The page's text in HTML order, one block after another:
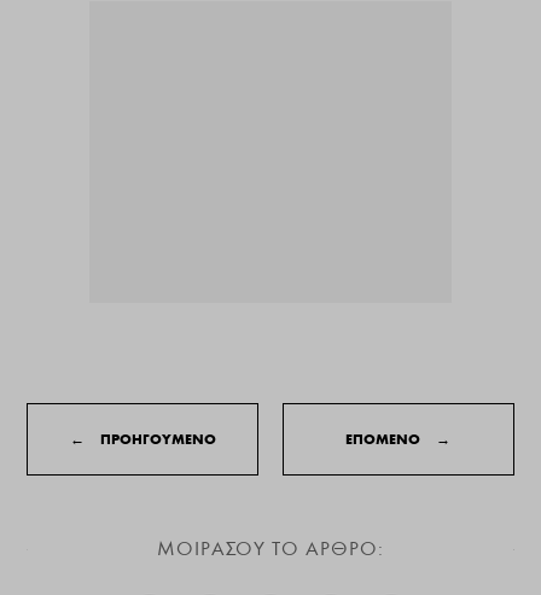
← ΠΡΟΗΓΟΥΜΕΝΟ ΕΠΟΜΕΝΟ →
ΜΟΙΡΑΣΟΥ ΤΟ ΑΡΘΡΟ: